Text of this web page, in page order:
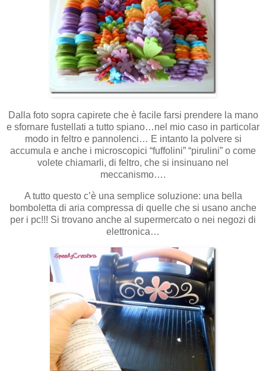
Dalla foto sopra capirete che è facile farsi prendere la mano
e sfornare fustellati a tutto spiano…nel mio caso in particolar
modo in feltro e pannolenci… E intanto la polvere si
accumula e anche i microscopici “fuffolini” “pirulini” o come
volete chiamarli, di feltro, che si insinuano nel
meccanismo….
A tutto questo c’è una semplice soluzione: una bella
bomboletta di aria compressa di quelle che si usano anche
per i pc!!! Si trovano anche al supermercato o nei negozi di
elettronica…